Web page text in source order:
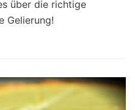
über die richtige
Gelierung!